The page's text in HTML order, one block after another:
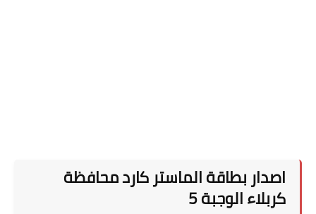
اصدار بطاقة الماستر كارد محافظة
كربلاء الوجبة 5